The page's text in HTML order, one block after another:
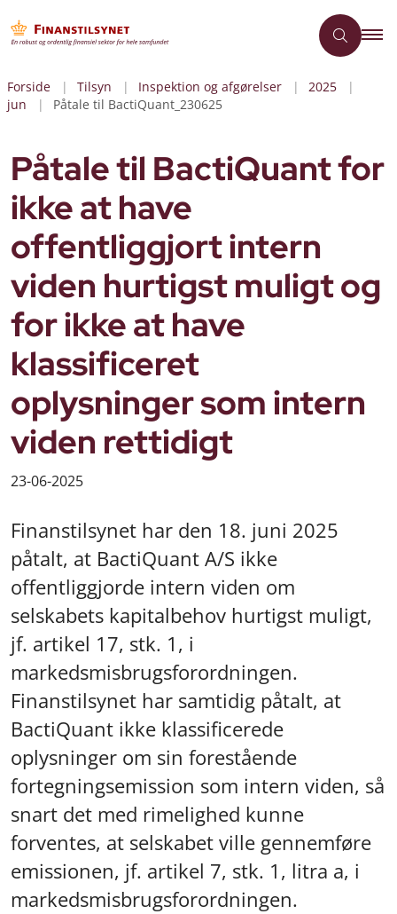
Forside Tilsyn Inspektion og afgørelser
2025
jun
Påtale til BactiQuant_230625
Påtale til BactiQuant for
ikke at have
offentliggjort intern
viden hurtigst muligt og
for ikke at have
klassificeret
oplysninger som intern
viden rettidigt
23-06-2025
Finanstilsynet har den 18. juni 2025
påtalt, at BactiQuant A/S ikke
offentliggjorde intern viden om
selskabets kapitalbehov hurtigst muligt,
jf. artikel 17, stk. 1, i
markedsmisbrugsforordningen.
Finanstilsynet har samtidig påtalt, at
BactiQuant ikke klassificerede
oplysninger om sin forestående
fortegningsemission som intern viden, så
snart det med rimelighed kunne
forventes, at selskabet ville gennemføre
emissionen, jf. artikel 7, stk. 1, litra a, i
markedsmisbrugsforordningen.